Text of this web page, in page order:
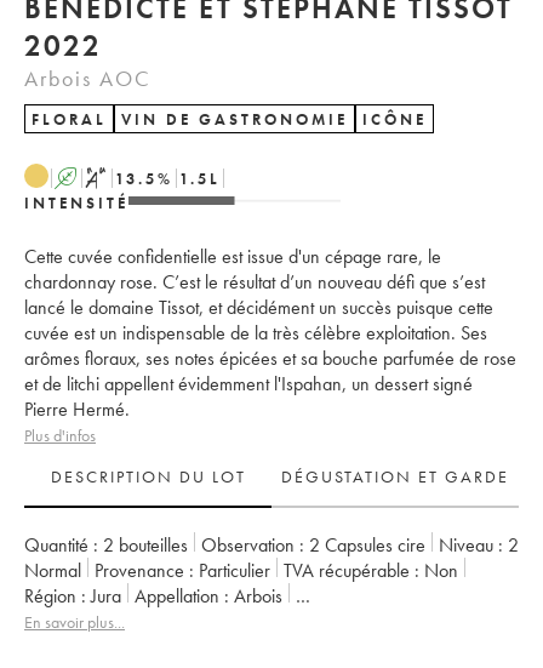
BÉNÉDICTE ET STÉPHANE TISSOT
2022
Arbois AOC
FLORAL VIN DE GASTRONOMIE ICÔNE
A S 13.5% 1.5 L
INTENSITÉ
Cette cuvée confidentielle est issue d'un cépage rare, le
chardonnay rose. C’est le résultat d’un nouveau défi que s’est
lancé le domaine Tissot, et décidément un succès puisque cette
cuvée est un indispensable de la très célèbre exploitation. Ses
arômes floraux, ses notes épicées et sa bouche parfumée de rose
et de litchi appellent évidemment l'Ispahan, un dessert signé
Pierre Hermé.
Plus d'infos
DESCRIPTION DU LOT
DÉGUSTATION ET GARDE
Quantité : 2 bouteilles Observation : 2 Capsules cire Niveau : 2
Normal
Provenance : particulier TVA récupérable :
non
Région : Jura Appellation :
Arbois
Propriétaire :
En savoir plus...